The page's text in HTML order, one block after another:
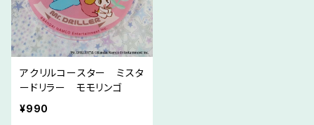
アクリルコースター ミスタ
ードリラー モモリンゴ
¥990